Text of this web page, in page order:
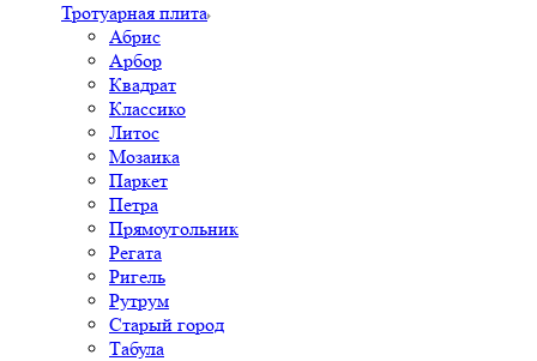
Тротуарная плита
Абрис
Арбор
Квадрат
Классико
Литос
Мозаика
Паркет
Петра
Прямоугольник
Регата
Ригель
Рутрум
Старый город
Табула